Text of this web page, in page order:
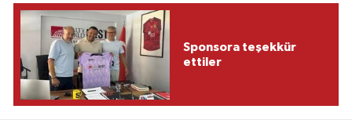
Sponsora teşekkür
ettiler